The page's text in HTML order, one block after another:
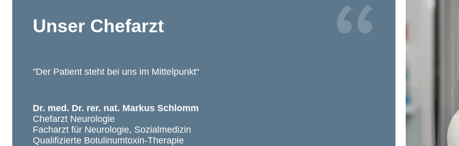
Unser Chefarzt
"Der Patient steht bei uns im Mittelpunkt“
Dr. med. Dr. rer. nat. Markus Schlomm
Chefarzt Neurologie
Facharzt für Neurologie, Sozialmedizin
Qualifizierte Botulinumtoxin-Therapie